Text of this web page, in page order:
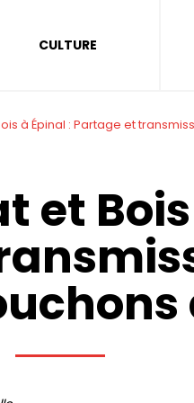
CULTURE
à Épinal : Partage et
et